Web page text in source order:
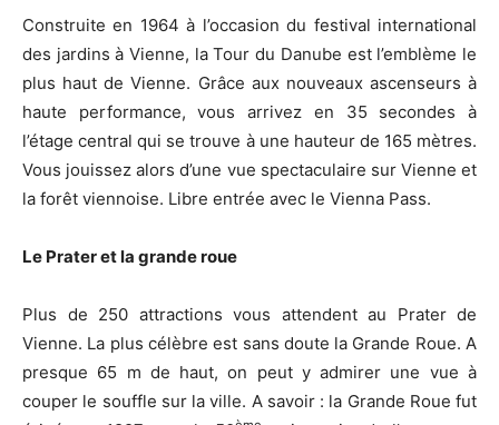
Construite en 1964 à l’occasion du festival international
des jardins à Vienne, la Tour du Danube est l’emblème le
plus haut de Vienne. Grâce aux nouveaux ascenseurs à
haute performance, vous arrivez en 35 secondes à
l’étage central qui se trouve à une hauteur de 165 mètres.
Vous jouissez alors d’une vue spectaculaire sur Vienne et
la forêt viennoise. Libre entrée avec le Vienna Pass.
Le Prater et la grande roue
Plus de 250 attractions vous attendent au Prater de
Vienne. La plus célèbre est sans doute la Grande Roue. A
presque 65 m de haut, on peut y admirer une vue à
couper le souffle sur la ville. A savoir : la Grande Roue fut